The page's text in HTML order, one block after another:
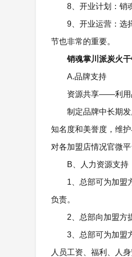
8、开业计划：销
9、开业运营：选
节也非常的重要。
销魂掌川派炭火干
A.品牌支持
资源共享——利用
制定品牌中长期
知名度和美誉度，维
对各加盟店情况官微平
B、人力资源支持
1、总部可为加盟
负责。
2、总部向加盟方
3、总部可为加盟
人员工资、福利、人